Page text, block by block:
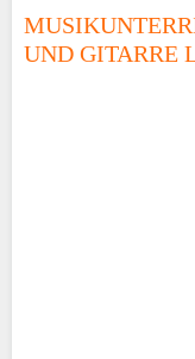
UND GITARRE